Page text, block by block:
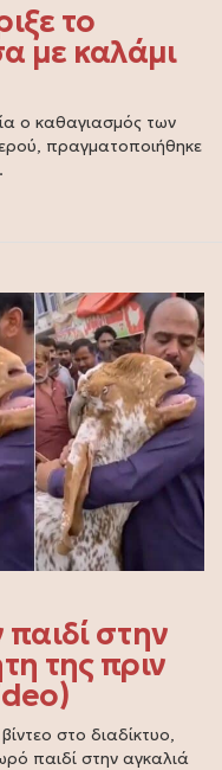
το
με καλάμι
ο καθαγιασμός των
πραγματοποιήθηκε
παιδί στην
της πριν
στο διαδίκτυο,
παιδί στην αγκαλιά